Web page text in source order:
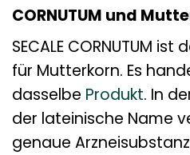
CORNUTUM und
SECALE CORNUTUM
für Mutterkorn. Es
dasselbe Produkt. In
der lateinische Name
genaue